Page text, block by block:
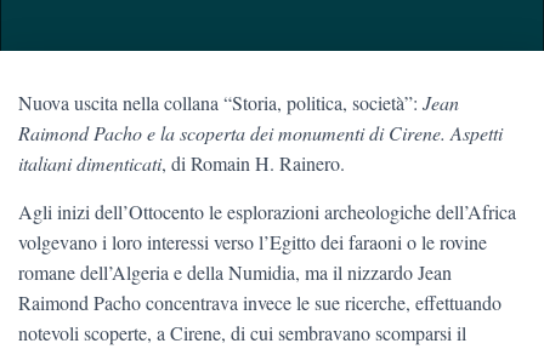
G
Nuova uscita nella collana “Storia, politica, società”: Jean
Raimond Pacho e la scoperta dei monumenti di Cirene. Aspetti
italiani dimenticati, di Romain H. Rainero.
Agli inizi dell’Ottocento le esplorazioni archeologiche dell’Africa
volgevano i loro interessi verso l’Egitto dei faraoni o le rovine
romane dell’Algeria e della Numidia, ma il nizzardo Jean
Raimond Pacho concentrava invece le sue ricerche, effettuando
notevoli scoperte, a Cirene, di cui sembravano scomparsi il